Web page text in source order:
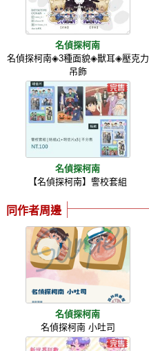
名偵探柯南
名偵探柯南◈3種面貌◈獸耳◈壓克力
吊飾
名偵探柯南
【名偵探柯南】警校套組
同作者周邊
名偵探柯南
名偵探柯南 小吐司